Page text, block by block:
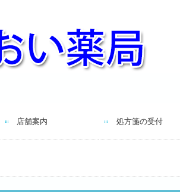
店舗案内 処方箋の受付